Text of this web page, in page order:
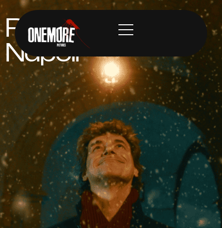
Rai - Stanotte a
Napoli